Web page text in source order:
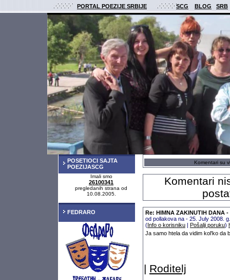
PORTAL POEZIJE SRBIJE SCG BLOG SRB
POSETIOCI SAJTA
POEZIJASCG
Imali smo
26100341
pregledanih strana od
10.08.2005.
FEDRARO
Komentari su
Komentari
Re: HIMNA ZAKINUTIH DANA
od pollakova na - 25. July 2008.
(Info o korisniku | Pošalji poruku)
Ja samo htela da vidim kol'ko da
| Roditelj